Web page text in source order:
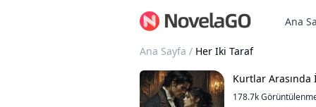
Ana
Ana Sayfa / Her Iki Taraf
Kurtlar Arasında
178.7k